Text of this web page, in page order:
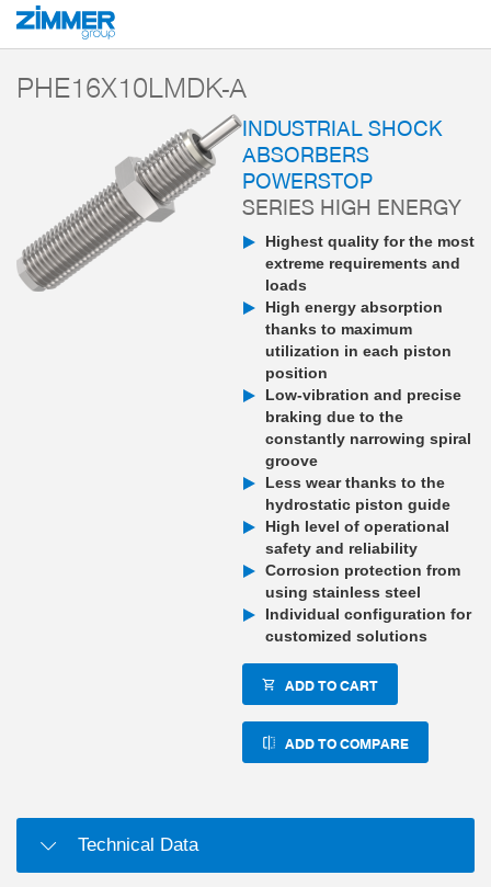
Start Products
PHE16X10LMDK-A
INDUSTRIAL SHOCK
ABSORBERS
POWERSTOP
SERIES HIGH ENERGY
Highest quality for the most
extreme requirements and
loads
High energy absorption
thanks to maximum
utilization in each piston
position
Low-vibration and precise
braking due to the
constantly narrowing spiral
groove
Less wear thanks to the
hydrostatic piston guide
High level of operational
safety and reliability
Corrosion protection from
using stainless steel
Individual configuration for
customized solutions
ADD TO CART
ADD TO COMPARE
Technical Data